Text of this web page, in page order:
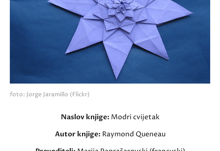
foto: Jorge Jaramillo (Flickr)
Naslov knjige: Modri cvijetak
Autor knjige: Raymond Queneau